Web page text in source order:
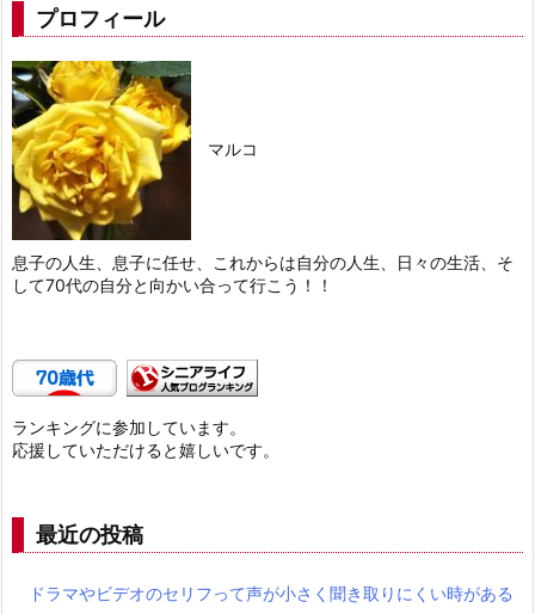
プロフィール
マルコ
息子の人生、息子に任せ、これからは自分の人生、日々の生活、そ
して70代の自分と向かい合って行こう！！
ランキングに参加しています。
応援していただけると嬉しいです。
最近の投稿
ドラマやビデオのセリフって声が小さく聞き取りにくい時がある